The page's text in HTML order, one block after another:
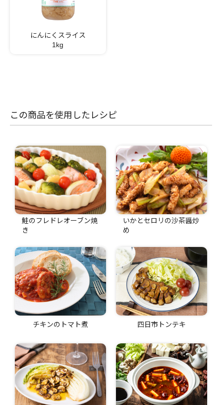
にんにくスライス
1kg
この商品を使用したレシピ
鮭のフレドレオーブン焼
き
いかとセロリの沙茶醤炒
め
チキンのトマト煮 四日市トンテキ